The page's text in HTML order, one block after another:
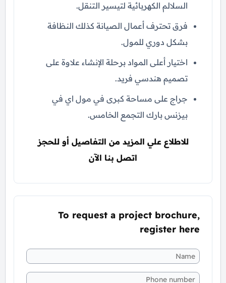
السلالم الكهربائية لتيسير التنقل.
فرق تحترف أعمال الصيانة كذلك النظافة
بشكل دوري للمول.
اختيار أعلى المواد برحلة الإنشاء علاوة على
تصميم هندسي فريد.
جراج على مساحة كبرى في مول اي في
بيزنس بارك التجمع الخامس.
للاطلاع علي المزيد من التفاصيل أو للحجز
اتصل بنا الآن
To request a project brochure,
register here